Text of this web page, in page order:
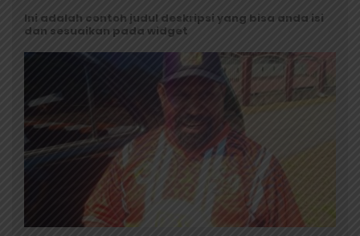
Ini adalah contoh judul deskripsi yang bisa anda isi
dan sesuaikan pada widget